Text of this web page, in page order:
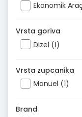
Ekonomik
Vrsta goriva
Dizel (1)
Vrsta zupcanika
Manuel (1)
Brand